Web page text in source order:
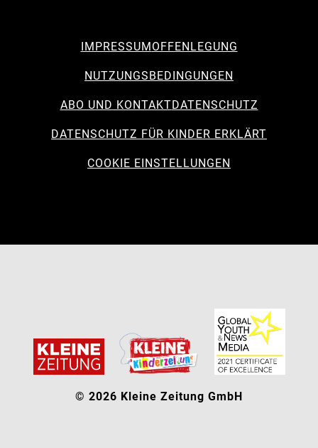
IMPRESSUM OFFENLEGUNG
NUTZUNGSBEDINGUNGEN
ABO UND KONTAKTDATENSCHUTZ
DATENSCHUTZ FÜR KINDER ERKLÄRT
COOKIE EINSTELLUNGEN
© 2026 Kleine Zeitung GmbH